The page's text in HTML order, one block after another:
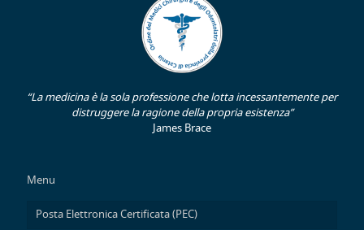
“La medicina è la sola professione che lotta incessantemente per
distruggere la ragione della propria esistenza”
James Brace
Menu
Posta Elettronica Certificata (PEC)